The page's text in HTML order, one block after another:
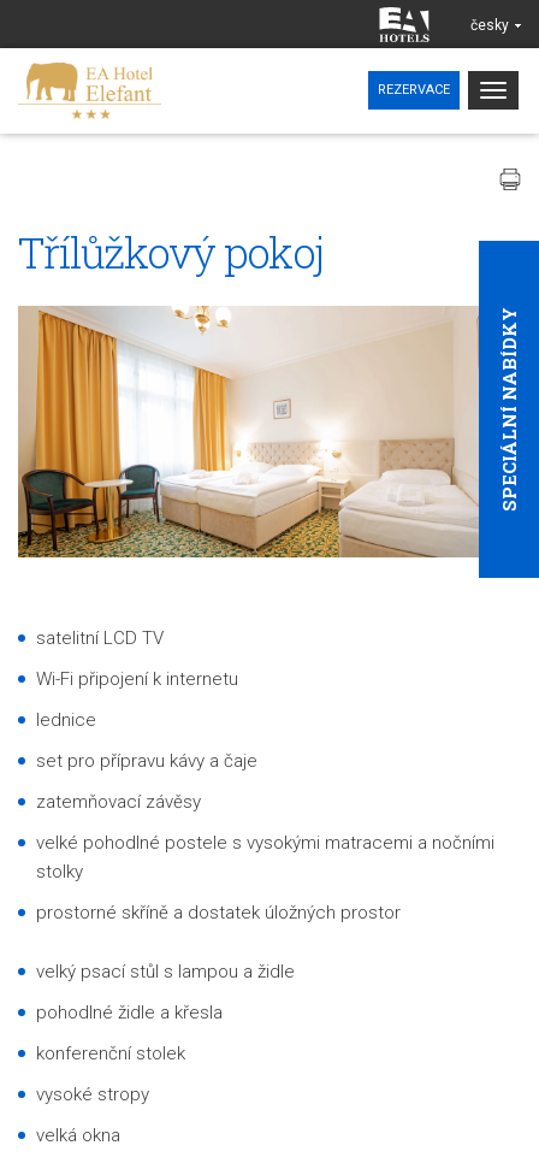
česky
REZERVACE
SPECIÁLNÍ NABÍDKY
Třílůžkový pokoj
satelitní LCD TV
Wi-Fi připojení k internetu
lednice
set pro přípravu kávy a čaje
zatemňovací závěsy
velké pohodlné postele s vysokými matracemi a nočními
stolky
prostorné skříně a dostatek úložných prostor
velký psací stůl s lampou a židle
pohodlné židle a křesla
konferenční stolek
vysoké stropy
velká okna